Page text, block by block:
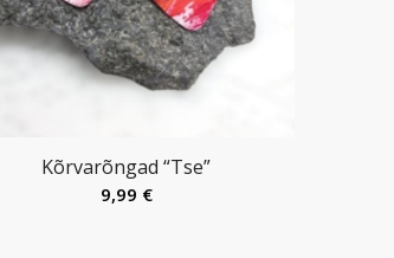
Kõrvarõngad “Tse”
9,99 €